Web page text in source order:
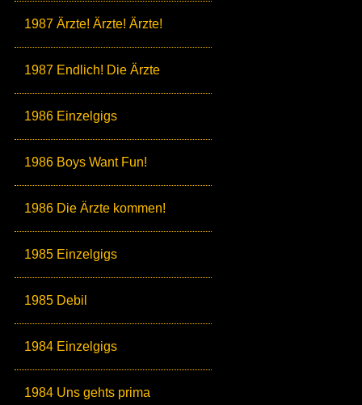
1987 Ärzte! Ärzte! Ärzte!
1987 Endlich! Die Ärzte
1986 Einzelgigs
1986 Boys Want Fun!
1986 Die Ärzte kommen!
1985 Einzelgigs
1985 Debil
1984 Einzelgigs
1984 Uns gehts prima